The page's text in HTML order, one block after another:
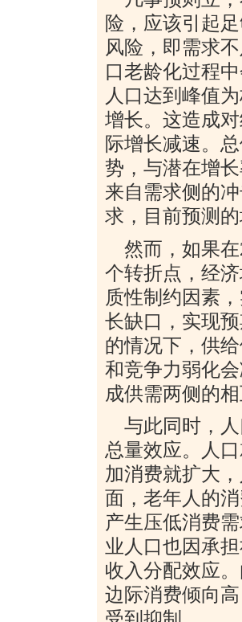
险，应该引起
风险，即需求
口老龄化过程
人口达到峰值
增长。这造成
际增长减速。
势，与潜在增
来自需求侧的
求，目前预测
然而，如果在
个转折点，经
质性制约因素
长缺口，实现
的情况下，供
和竞争力弱化
成供需两侧的
与此同时，
总量效应。人
加消费就扩大
面，老年人的
产生压低消费
业人口也因承
收入分配效应
边际消费倾向